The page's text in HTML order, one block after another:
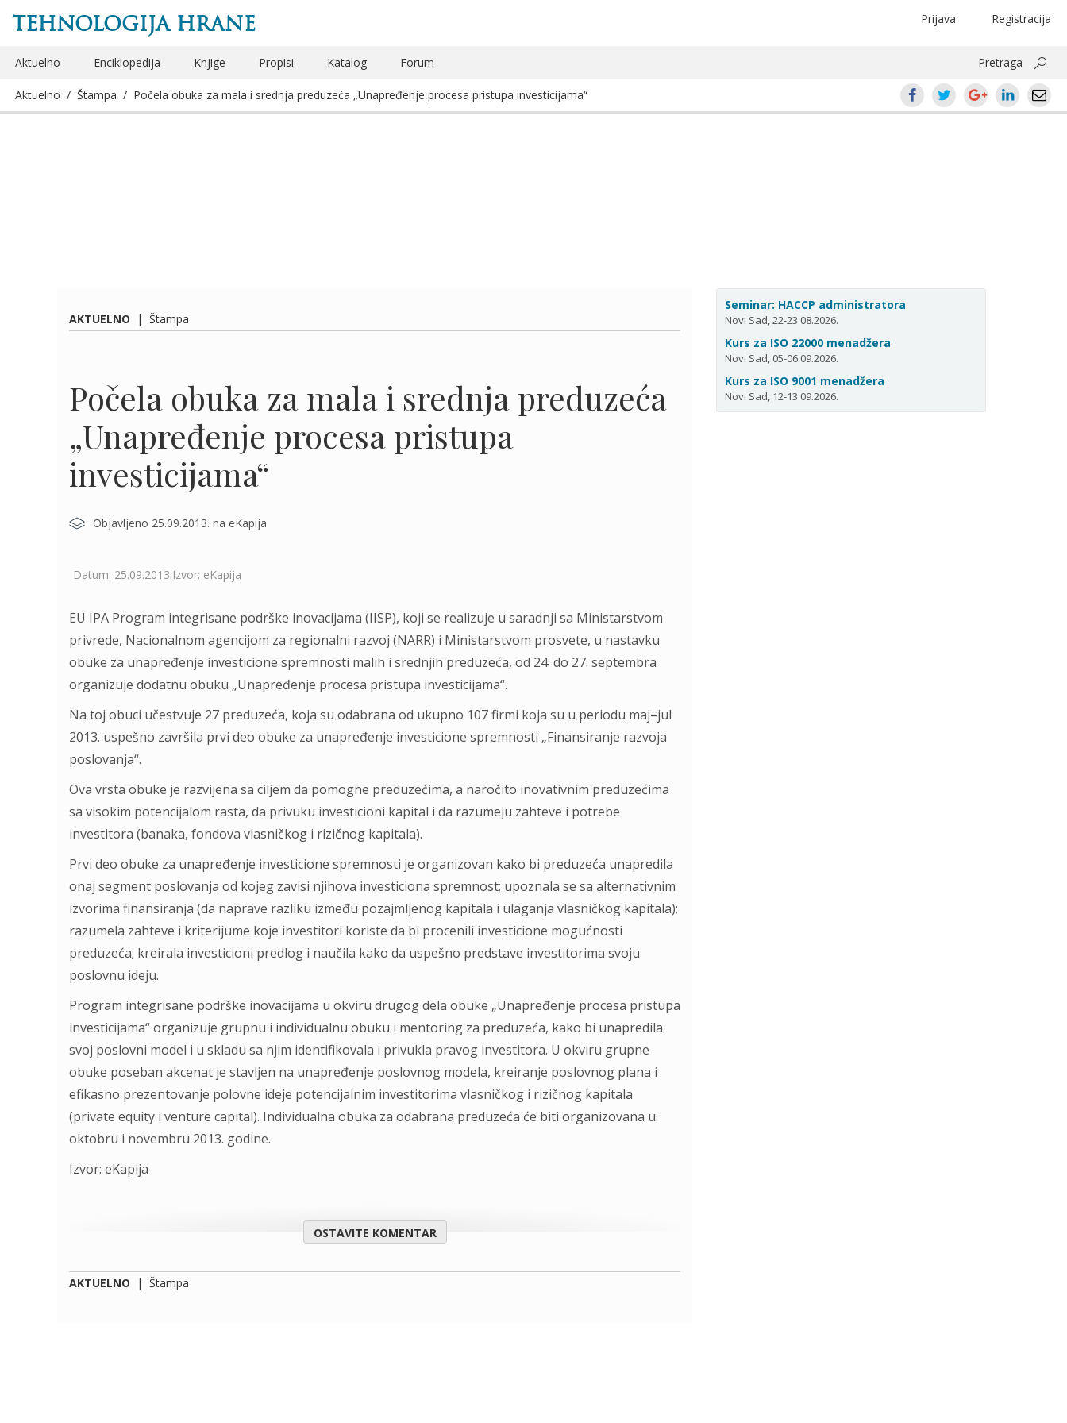
TEHNOLOGIJA HRANE Registracija
Prijava
Aktuelno Enciklopedija Knjige Propisi Katalog Forum Pretraga
Aktuelno / Štampa / Počela obuka za mala i srednja preduzeća „Unapređenje procesa pristupa investicijama“
AKTUELNO | Štampa
Počela obuka za mala i srednja preduzeća
„Unapređenje procesa pristupa
investicijama“
Objavljeno 25.09.2013. na eKapija
Datum: 25.09.2013.Izvor: eKapija
EU IPA Program integrisane podrške inovacijama (IISP), koji se realizuje u saradnji sa Ministarstvom
privrede, Nacionalnom agencijom za regionalni razvoj (NARR) i Ministarstvom prosvete, u nastavku
obuke za unapređenje investicione spremnosti malih i srednjih preduzeća, od 24. do 27. septembra
organizuje dodatnu obuku „Unapređenje procesa pristupa investicijama“.
Na toj obuci učestvuje 27 preduzeća, koja su odabrana od ukupno 107 firmi koja su u periodu maj–jul
2013. uspešno završila prvi deo obuke za unapređenje investicione spremnosti „Finansiranje razvoja
poslovanja“.
Ova vrsta obuke je razvijena sa ciljem da pomogne preduzećima, a naročito inovativnim preduzećima
sa visokim potencijalom rasta, da privuku investicioni kapital i da razumeju zahteve i potrebe
investitora (banaka, fondova vlasničkog i rizičnog kapitala).
Prvi deo obuke za unapređenje investicione spremnosti je organizovan kako bi preduzeća unapredila
onaj segment poslovanja od kojeg zavisi njihova investiciona spremnost; upoznala se sa alternativnim
izvorima finansiranja (da naprave razliku između pozajmljenog kapitala i ulaganja vlasničkog kapitala);
razumela zahteve i kriterijume koje investitori koriste da bi procenili investicione mogućnosti
preduzeća; kreirala investicioni predlog i naučila kako da uspešno predstave investitorima svoju
poslovnu ideju.
Program integrisane podrške inovacijama u okviru drugog dela obuke „Unapređenje procesa pristupa
investicijama“ organizuje grupnu i individualnu obuku i mentoring za preduzeća, kako bi unapredila
svoj poslovni model i u skladu sa njim identifikovala i privukla pravog investitora. U okviru grupne
obuke poseban akcenat je stavljen na unapređenje poslovnog modela, kreiranje poslovnog plana i
efikasno prezentovanje polovne ideje potencijalnim investitorima vlasničkog i rizičnog kapitala
(private equity i venture capital). Individualna obuka za odabrana preduzeća će biti organizovana u
oktobru i novembru 2013. godine.
Izvor: eKapija
OSTAVITE KOMENTAR
AKTUELNO | Štampa
Seminar: HACCP administratora
Novi Sad, 22-23.08.2026.
Kurs za ISO 22000 menadžera
Novi Sad, 05-06.09.2026.
Kurs za ISO 9001 menadžera
Novi Sad, 12-13.09.2026.